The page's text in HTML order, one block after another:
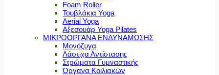
Foam Roller
Τουβλάκια Yoga
Aerial Yoga
Αξεσουάρ Yoga Pilates
ΜΙΚΡΟΟΡΓΑΝΑ ΕΝΔΥΝΑΜΩΣΗΣ
Μονόζυγα
Λάστιχα Αντίστασης
Στρώματα Γυμναστικής
Όργανα Κοιλιακών